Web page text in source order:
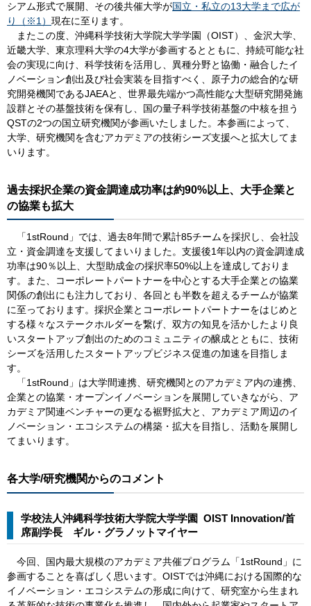
シアム形式で展開、その後共催大学が国立・私立の13大学まで広が
り（※1） 現在に至ります。​
またこの度、沖縄科学技術大学院大学学園（OIST）、金沢大学、
近畿大学、東京理科大学の4大学が参画するとともに、持続可能な社
会の実現に向け、科学技術を活用し、異種分野と協働・融合したイ
ノベーション創出及び社会実装を目指すべく、原子力の総合的な研
究開発機関であるJAEAと、世界最先端かつ高性能な大型研究開発施
設群とその基盤技術を保有し、国の量子科学技術基盤の中核を担う
QSTの2つの国立研究機関が参画いたしました。本参画によって、
大学、研究機関を含むアカデミアの技術シーズ支援へと拡大してま
いります。​
過去採択企業の資金調達成功率は約90%以上、大手企業と
の協業も拡大
「1stRound」では、過去8年間で累計85チームを採択し、会社設
立・資金調達を支援してまいりました。支援後1年以内の資金調達成
功率は90％以上、大型助成金の採択率50%以上を達成しておりま
す。また、コーポレートパートナーを中心とする大手企業との協業
関係の創出にも注力しており、各回とも半数を超えるチームが協業
に至っております。採択企業とコーポレートパートナーをはじめと
する様々なステークホルダーを繋げ、双方の知見を活かしたより良
いスタートアップ創出のためのコミュニティの醸成とともに、技術
シーズを活用したスタートアップビジネス促進の加速を目指しま
す。​
「1stRound」は大学間連携、研究機関とのアカデミア内の連携、
企業との協業・オープンイノベーションを展開していきながら、ア
カデミア関連ベンチャーの更なる裾野拡大と、アカデミア周辺のイ
ノベーション・エコシステムの構築・拡大を目指し、活動を展開し
てまいります。​
各大学/研究機関からのコメント
​学校法人沖縄科学技術大学院大学学園 OIST Innovation/首
席副学長 ギル・グラノットマイヤー
​ 今回、国内最大規模のアカデミア共催プログラム「1stRound」に
参画することを喜ばしく思います。OISTでは沖縄における国際的な
イノベーション・エコシステムの形成に向けて、研究室から生まれ